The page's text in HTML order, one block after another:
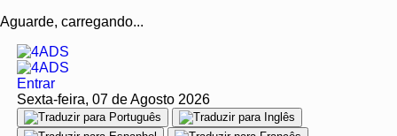
Aguarde, carregando...
Entrar
Sexta-feira, 07 de Agosto 2026